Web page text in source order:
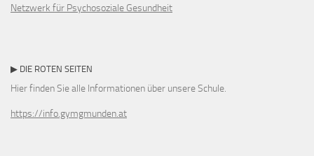
Netzwerk für Psychosoziale Gesundheit
▶ DIE ROTEN SEITEN
Hier finden Sie alle Informationen über unsere Schule.
https://info.gymgmunden.at